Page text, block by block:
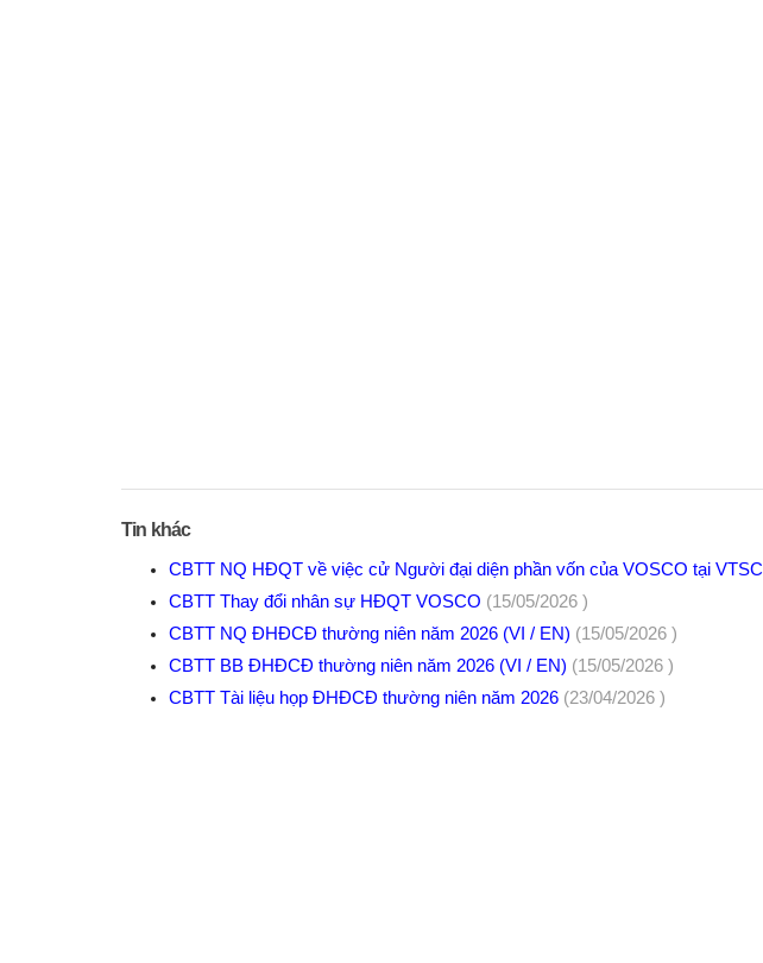
Tin khác
CBTT NQ HĐQT về việc cử Người đại diện phần vốn của VOSCO tại VTSC
CBTT Thay đổi nhân sự HĐQT VOSCO (15/05/2026 )
CBTT NQ ĐHĐCĐ thường niên năm 2026 (VI / EN) (15/05/2026 )
CBTT BB ĐHĐCĐ thường niên năm 2026 (VI / EN) (15/05/2026 )
CBTT Tài liệu họp ĐHĐCĐ thường niên năm 2026 (23/04/2026 )